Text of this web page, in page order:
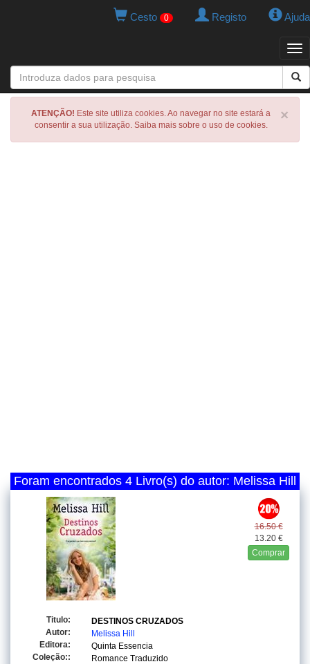
Cesto 0 Registo Ajuda
×
ATENÇÃO! Este site utiliza cookies. Ao navegar no site estará a
consentir a sua utilização. Saiba mais sobre o uso de cookies.
Foram encontrados 4 Livro(s) do autor: Melissa Hill
16.50 €
13.20 €
Comprar
Titulo:
DESTINOS CRUZADOS
Autor:
Melissa Hill
Editora:
Quinta Essencia
Coleção::
Romance Traduzido